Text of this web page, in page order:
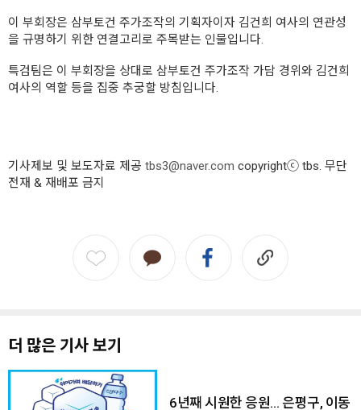
이 부회장은 삼부토건 주가조작의 기획자이자 김건희 여사의 연관성
을 규명하기 위한 연결고리로 주목받는 인물입니다.
특검팀은 이 부회장을 상대로 삼부토건 주가조작 가담 경위와 김건희
여사의 역할 등을 집중 추궁할 방침입니다.
기사제보 및 보도자료 제공 tbs3@naver.com copyrightⓒ tbs. 무단
전재 & 재배포 금지
더 많은 기사 보기
6년째 시원한 응원… 은평구, 이동